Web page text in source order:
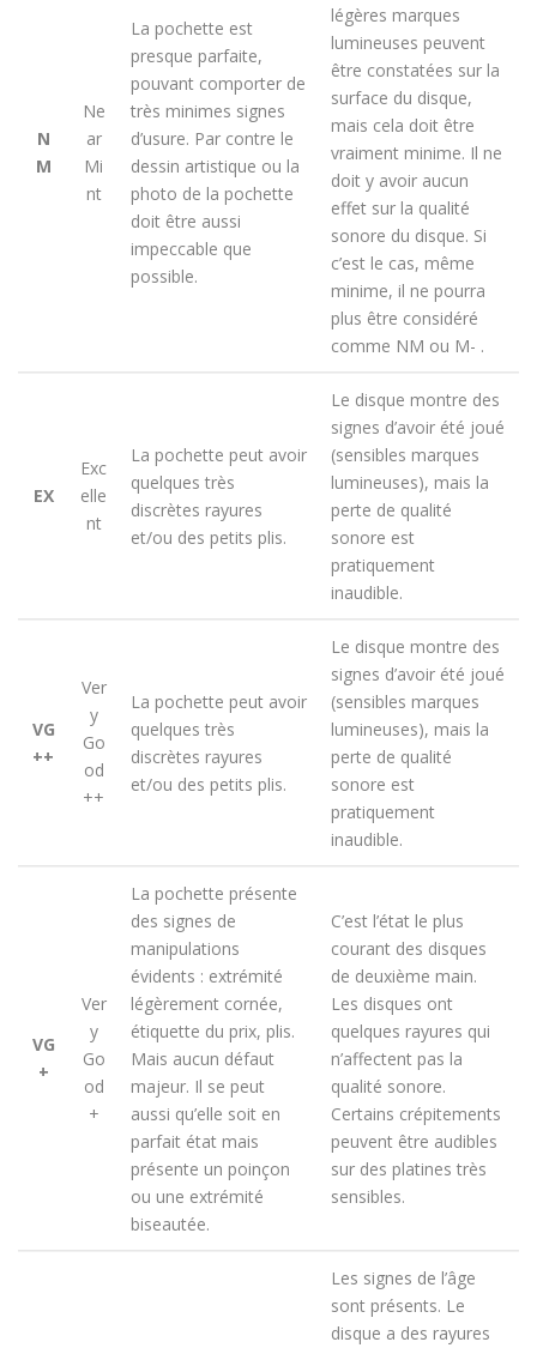
N
M
Ne
ar
Mi
nt
La pochette est
presque parfaite,
pouvant comporter de
très minimes signes
d’usure. Par contre le
dessin artistique ou la
photo de la pochette
doit être aussi
impeccable que
possible.
légères marques
lumineuses peuvent
être constatées sur la
surface du disque,
mais cela doit être
vraiment minime. Il ne
doit y avoir aucun
effet sur la qualité
sonore du disque. Si
c’est le cas, même
minime, il ne pourra
plus être considéré
comme NM ou M- .
EX
Exc
elle
nt
La pochette peut avoir
quelques très
discrètes rayures
et/ou des petits plis.
Le disque montre des
signes d’avoir été joué
(sensibles marques
lumineuses), mais la
perte de qualité
sonore est
pratiquement
inaudible.
VG
++
Ver
y
Go
od
++
La pochette peut avoir
quelques très
discrètes rayures
et/ou des petits plis.
Le disque montre des
signes d’avoir été joué
(sensibles marques
lumineuses), mais la
perte de qualité
sonore est
pratiquement
inaudible.
VG
+
Ver
y
Go
od
+
La pochette présente
des signes de
manipulations
évidents : extrémité
légèrement cornée,
étiquette du prix, plis.
Mais aucun défaut
majeur. Il se peut
aussi qu’elle soit en
parfait état mais
présente un poinçon
ou une extrémité
biseautée.
C’est l’état le plus
courant des disques
de deuxième main.
Les disques ont
quelques rayures qui
n’affectent pas la
qualité sonore.
Certains crépitements
peuvent être audibles
sur des platines très
sensibles.
Les signes de l’âge
sont présents. Le
disque a des rayures